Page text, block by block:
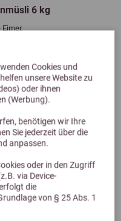
Cookies und
unsere Website zu
oder ihnen
(Werbung).
benötigen wir Ihre
Sie jederzeit über die
anpassen.
oder in den Zugriff
via Device-
die
von § 25 Abs. 1
6 kg
Eimer